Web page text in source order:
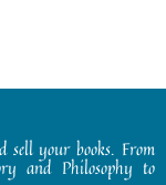
sell your books. From
and Philosophy to